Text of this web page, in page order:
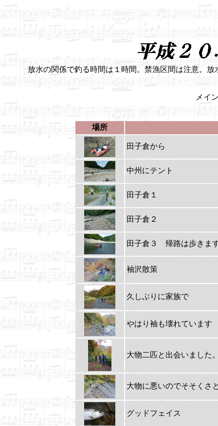
放水の関係で釣る時間は１時間。禁漁区間は注意。放
メイ
場所
田子倉から
中州にテント
田子倉１
田子倉２
田子倉３ 帰路は歩きま
袖沢散策
久しぶりに家族で
やはり袖も壊れています
大物二匹と出会いました
大物に悪いのでそそくさ
グッドフェイス